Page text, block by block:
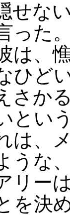
せな
った
は、
ひど
さか
とい
は、
うな
リー
を決